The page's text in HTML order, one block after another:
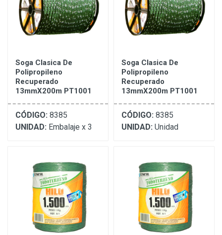
Soga Clasica De
Polipropileno
Recuperado
13mmX200m PT1001
CÓDIGO: 8385
UNIDAD: Embalaje x 3
Soga Clasica De
Polipropileno
Recuperado
13mmX200m PT1001
CÓDIGO: 8385
UNIDAD: Unidad